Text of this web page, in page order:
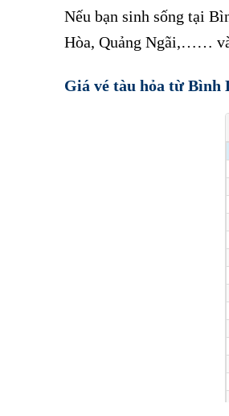
Nếu bạn sinh sống tại
Hòa, Quảng Ngãi,……
Giá vé tàu hỏa từ Bình